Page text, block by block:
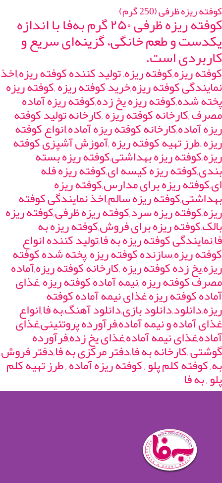
کوفته ریزه ظرفی (250 گرم) کوفته ریزه ظرفی ۲۵۰ گرم به‌فا با اندازه
یکدست و طعم خانگی، گزینه‌ای سریع و
کاربردی است.
کوفته ریزه,کوفته ریزه, تولید کننده کوفته ریزه,اخذ
نمایندگی کوفته ریزه,خرید کوفته ریزه ,کوفته ریزه
پخته شده,کوفته ریزه یخ زده,کوفته ریزه آماده
مصرف ,کارخانه کوفته ریزه ,کارخانه تولید کوفته
ریزه آماده,کارخانه کوفته ریزه آماده,انواع کوفته
ریزه ,طرز تهیه کوفته ریزه ,آموزش آشپزی کوفته
ریزه,کوفته ریزه بهداشتی,کوفته ریزه بسته
بندی,کوفته ریزه کیسه ای,کوفته ریزه فله
ای,کوفته ریزه برای مدارس,کوفته ریزه
بهداشتی,کوفته ریزه سالم,اخذ نمایندگی کوفته
ریزه,کوفته ریزه سرد,کوفته ریزه ظرفی,کوفته ریزه
بالک,کوفته ریزه برای فروش,کوفته ریزه به
فا,نمایندگی کوفته ریزه به فا,تولید کننده انواع
کوفته ریزه,سازنده کوفته ریزه ,پخته شده کوفته
ریزه,یخ زده کوفته ریزه ,کارخانه کوفته ریزه,آماده
مصرف کوفته ریزه ,نیمه آماده کوفته ریزه ,غذای
آماده کوفته ریزه غذای نیمه آماده کوفته
ریزه,دانلود,دانلود بازی,دانلود آهنگ,به فا,انواع
غذای آماده و نیمه آماده,فرآورده پروتئینی,غذای
آماده,غذای نیمه آماده,غذای یخ زده,فرآورده
گوشتی ,کارخانه به فا,دفتر مرکزی به فا,دفتر فروش
به, کوفته کلم پلو , کوفته ریزه آماده , طرز تهیه کلم
پلو , به فا